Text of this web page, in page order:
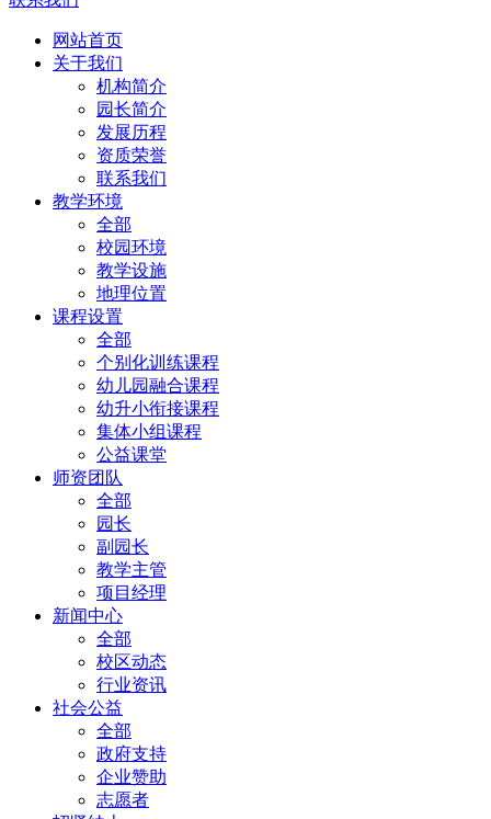
网站首页
关于我们
机构简介
园长简介
发展历程
资质荣誉
联系我们
教学环境
全部
校园环境
教学设施
地理位置
课程设置
全部
个别化训练课程
幼儿园融合课程
幼升小衔接课程
集体小组课程
公益课堂
师资团队
全部
园长
副园长
教学主管
项目经理
新闻中心
全部
校区动态
行业资讯
社会公益
全部
政府支持
企业赞助
志愿者